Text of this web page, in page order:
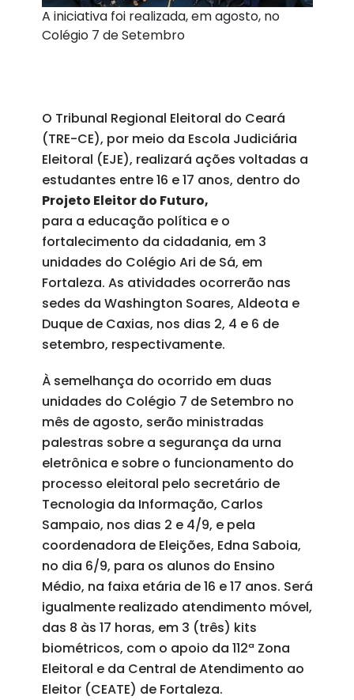
A iniciativa foi realizada, em agosto, no
Colégio 7 de Setembro
O Tribunal Regional Eleitoral do Ceará
(TRE-CE), por meio da Escola Judiciária
Eleitoral (EJE), realizará ações voltadas a
estudantes entre 16 e 17 anos, dentro do
Projeto Eleitor do Futuro,
para a educação política e o
fortalecimento da cidadania, em 3
unidades do Colégio Ari de Sá, em
Fortaleza. As atividades ocorrerão nas
sedes da Washington Soares, Aldeota e
Duque de Caxias, nos dias 2, 4 e 6 de
setembro, respectivamente.
À semelhança do ocorrido em duas
unidades do Colégio 7 de Setembro no
mês de agosto, serão ministradas
palestras sobre a segurança da urna
eletrônica e sobre o funcionamento do
processo eleitoral pelo secretário de
Tecnologia da Informação, Carlos
Sampaio, nos dias 2 e 4/9, e pela
coordenadora de Eleições, Edna Saboia,
no dia 6/9, para os alunos do Ensino
Médio, na faixa etária de 16 e 17 anos. Será
igualmente realizado atendimento móvel,
das 8 às 17 horas, em 3 (três) kits
biométricos, com o apoio da 112ª Zona
Eleitoral e da Central de Atendimento ao
Eleitor (CEATE) de Fortaleza.